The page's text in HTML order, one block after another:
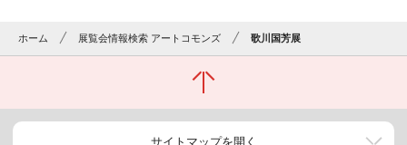
ホーム 展覧会情報検索 アートコモンズ 歌川国芳展
サイトマップを開く